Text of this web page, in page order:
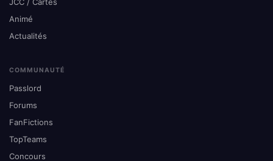
Animé
Actualités
COMMUNAUTÉ
Passlord
Forums
FanFictions
TopTeams
Concours